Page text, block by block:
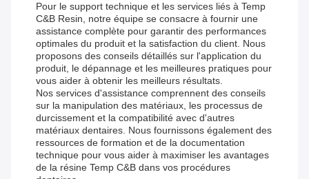
Pour le support technique et les services liés à Temp
C&B Resin, notre équipe se consacre à fournir une
assistance complète pour garantir des performances
optimales du produit et la satisfaction du client. Nous
proposons des conseils détaillés sur l'application du
produit, le dépannage et les meilleures pratiques pour
vous aider à obtenir les meilleurs résultats.
Nos services d'assistance comprennent des conseils
sur la manipulation des matériaux, les processus de
durcissement et la compatibilité avec d'autres
matériaux dentaires. Nous fournissons également des
ressources de formation et de la documentation
technique pour vous aider à maximiser les avantages
de la résine Temp C&B dans vos procédures